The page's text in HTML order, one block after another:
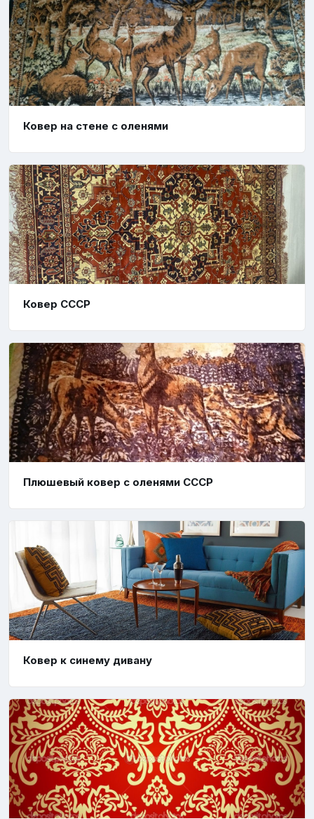
Ковер на стене с оленями
Ковер СССР
Плюшевый ковер с оленями СССР
Ковер к синему дивану